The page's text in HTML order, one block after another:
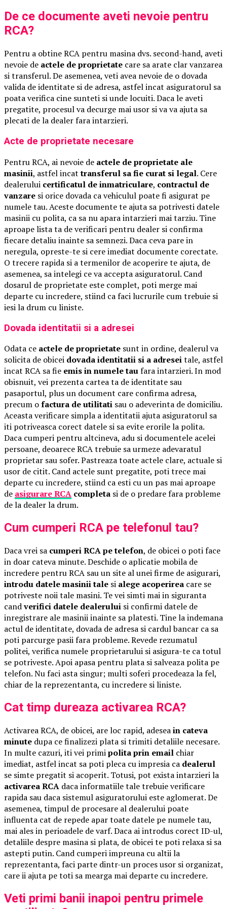
De ce documente aveti nevoie pentru
RCA?
Pentru a obtine RCA pentru masina dvs. second-hand, aveti
nevoie de actele de proprietate care sa arate clar vanzarea
si transferul. De asemenea, veti avea nevoie de o dovada
valida de identitate si de adresa, astfel incat asiguratorul sa
poata verifica cine sunteti si unde locuiti. Daca le aveti
pregatite, procesul va decurge mai usor si va va ajuta sa
plecati de la dealer fara intarzieri.
Acte de proprietate necesare
Pentru RCA, ai nevoie de actele de proprietate ale
masinii, astfel incattransferul sa fie curat si legal. Cere
dealerului certificatul de inmatriculare, contractul de
vanzare si orice dovada ca vehiculul poate fi asigurat pe
numele tau. Aceste documente te ajuta sa potrivesti datele
masinii cu polita, ca sa nu apara intarzieri mai tarziu. Tine
aproape lista ta de verificari pentru dealer si confirma
fiecare detaliu inainte sa semnezi. Daca ceva pare in
neregula, opreste-te si cere imediat documente corectate.
O trecere rapida si a termenilor de acoperire te ajuta, de
asemenea, sa intelegi ce va accepta asiguratorul. Cand
dosarul de proprietate este complet, poti merge mai
departe cu incredere, stiind ca faci lucrurile cum trebuie si
iesi la drum cu liniste.
Dovada identitatii si a adresei
Odata ce actele de proprietate sunt in ordine, dealerul va
solicita de obicei dovada identitatii si a adreseitale, astfel
incat RCA sa fie emis in numele taufara intarzieri. In mod
obisnuit, vei prezenta cartea ta de identitate sau
pasaportul, plus un document care confirma adresa,
precum ofactura de utilitati sau o adeverinta de domiciliu.
Aceasta verificare simpla a identitatii ajuta asiguratorul sa
iti potriveasca corect datele si sa evite erorile la polita.
Daca cumperi pentru altcineva, adu si documentele acelei
persoane, deoarece RCA trebuie sa urmeze adevaratul
proprietar sau sofer. Pastreaza toate actele clare, actuale si
usor de citit. Cand actele sunt pregatite, poti trece mai
departe cu incredere, stiind ca esti cu un pas mai aproape
de asigurare RCA completa si de o predare fara probleme
de la dealer la drum.
Cum cumperi RCA pe telefonul tau?
Daca vrei sa cumperi RCA pe telefon, de obicei o poti face
in doar cateva minute. Deschide o aplicatie mobila de
incredere pentru RCA sau un site al unei firme de asigurari,
introdu datele masinii tale si alege acoperirea care se
potriveste noii tale masini. Te vei simti mai in siguranta
candverifici datele dealerului si confirmi datele de
inregistrare ale masinii inainte sa platesti. Tine la indemana
actul de identitate, dovada de adresa si cardul bancar ca sa
poti parcurge pasii fara probleme. Revede rezumatul
politei, verifica numele proprietarului si asigura-te ca totul
se potriveste. Apoi apasa pentru plata si salveaza polita pe
telefon. Nu faci asta singur; multi soferi procedeaza la fel,
chiar de la reprezentanta, cu incredere si liniste.
Cat timp dureaza activarea RCA?
Activarea RCA, de obicei, are loc rapid, adeseain cateva
minute dupa ce finalizezi plata si trimiti detaliile necesare.
In multe cazuri, iti vei primipolita prin email chiar
imediat, astfel incat sa poti pleca cu impresia ca dealerul
se simte pregatit si acoperit. Totusi, pot exista intarzieri la
activarea RCA daca informatiile tale trebuie verificare
rapida sau daca sistemul asiguratorului este aglomerat. De
asemenea, timpul de procesare al dealerului poate
influenta cat de repede apar toate datele pe numele tau,
mai ales in perioadele de varf. Daca ai introdus corect ID-ul,
detaliile despre masina si plata, de obicei te poti relaxa si sa
astepti putin. Cand cumperi impreuna cu altii la
reprezentanta, faci parte dintr-un proces usor si organizat,
care ii ajuta pe toti sa mearga mai departe cu incredere.
Veti primi banii inapoi pentru primele